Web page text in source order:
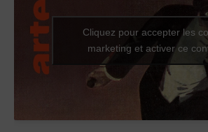
Cliquez pour accepter les
marketing et activer ce